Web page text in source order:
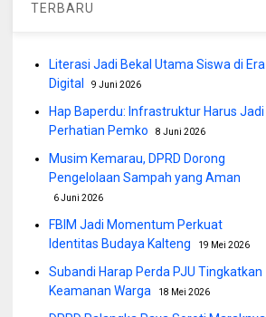
TERBARU
Literasi Jadi Bekal Utama Siswa di Era
Digital
9 Juni 2026
Hap Baperdu: Infrastruktur Harus Jadi
Perhatian Pemko
8 Juni 2026
Musim Kemarau, DPRD Dorong
Pengelolaan Sampah yang Aman
6 Juni 2026
FBIM Jadi Momentum Perkuat
Identitas Budaya Kalteng
19 Mei 2026
Subandi Harap Perda PJU Tingkatkan
Keamanan Warga
18 Mei 2026